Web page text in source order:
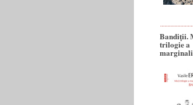
Bandiţii.
trilogie a